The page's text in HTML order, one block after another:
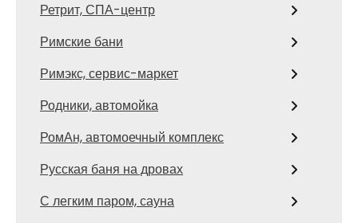
Ретрит, СПА-центр
Римские бани
Римэкс, сервис-маркет
Родники, автомойка
РомАн, автомоечный комплекс
Русская баня на дровах
С легким паром, сауна